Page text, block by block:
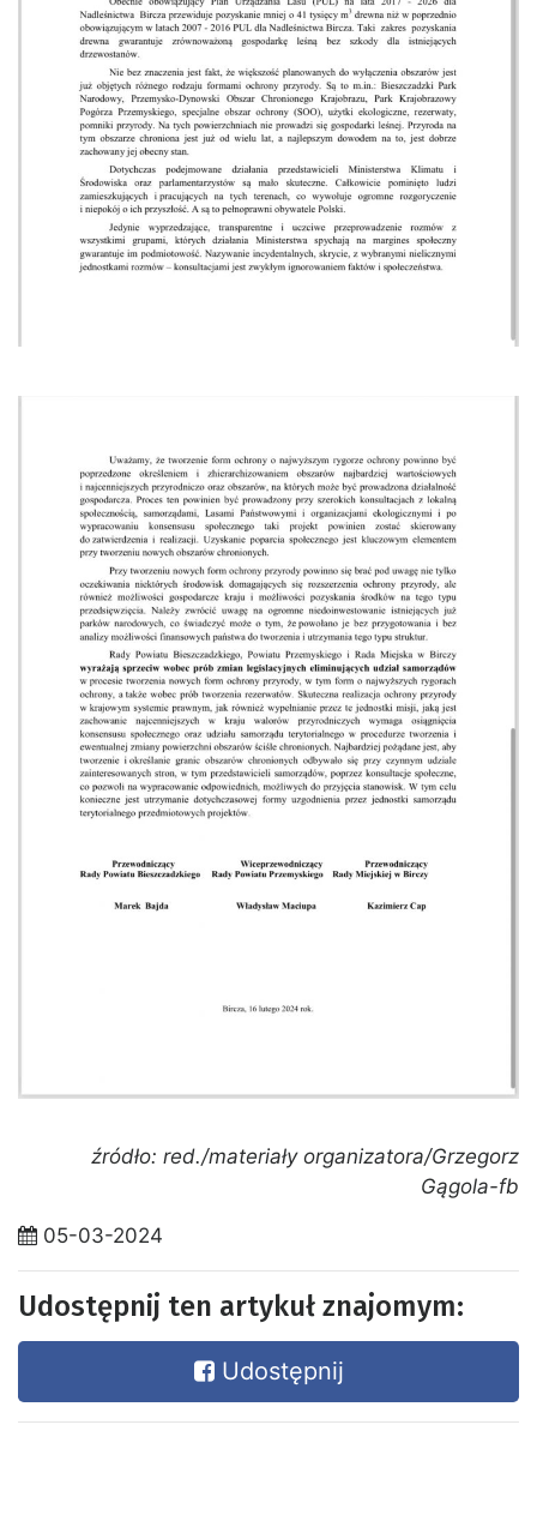
źródło: red./materiały organizatora/Grzegorz
Gągola-fb
05-03-2024
Udostępnij ten artykuł znajomym:
Udostępnij